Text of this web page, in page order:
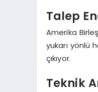
Talep
Amerika
yukarı yönlü
çıkıyor.
Teknik